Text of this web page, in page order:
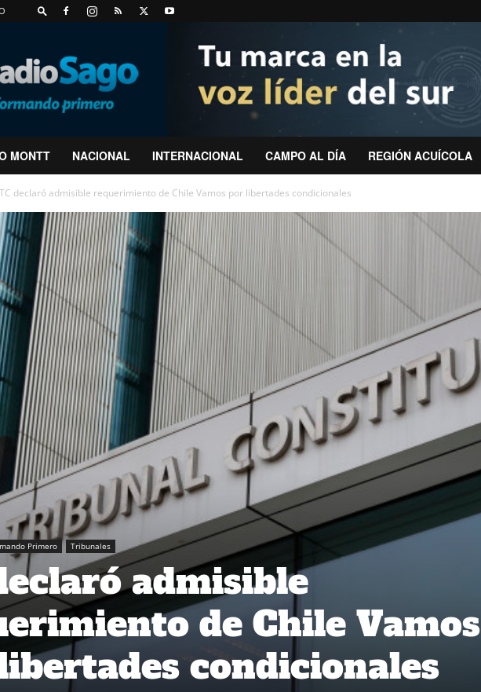
MONTT NACIONAL INTERNACIONAL CAMPO AL DÍA REGIÓN ACUÍCOLA
TC declaró admisible requerimiento de Chile Vamos por libertades condicionales
Primero Tribunales
admisible
de Chile Vamos
condicionales